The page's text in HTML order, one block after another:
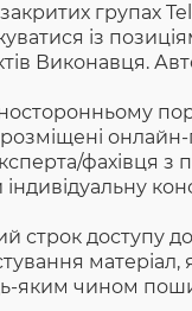
групах
із
Виконавця.
фахівця з
строк доступу
матеріал,
яким чином